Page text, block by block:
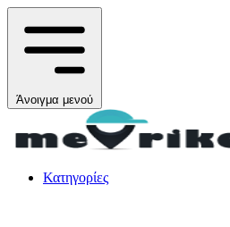
Άνοιγμα μενού
Κατηγορίες